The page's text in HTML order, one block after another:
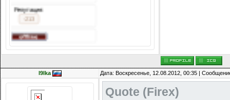
l9lka Дата: Воскресенье, 12.08.2012, 00:35 |
Quote (Firex)